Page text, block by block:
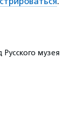
музея